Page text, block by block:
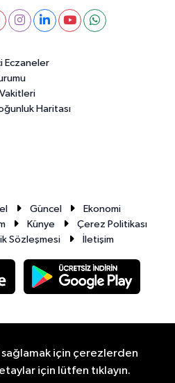
Eczaneler
Haritası
Güncel
Ekonomi
Künye
Çerez Politikası
Sözleşmesi İletişim
sağlamak için çerezlerden
için lütfen tıklayın.